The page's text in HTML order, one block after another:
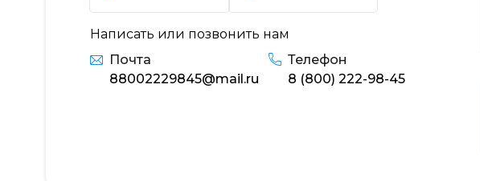
Написать или позвонить нам
Почта
88002229845@mail.ru
Телефон
8 (800) 222-98-45